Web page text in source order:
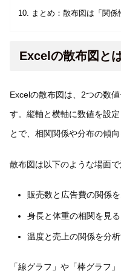
まとめ：散布図は「関
Excelの散布図と
Excelの散布図は、2つの数
す。縦軸と横軸に数値を設
とで、相関関係や分布の傾
散布図は以下のような場面で
販売数と広告費の関係
身長と体重の相関を見る
温度と売上の関係を分
「線グラフ」や「棒グラフ